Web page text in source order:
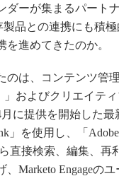
ダーが集まるパート
製品との連携にも積
を進めてきたのか。
は、コンテンツ管理
」およびクリエイテ
に提供を開始した最
」を使用し、「
直接検索、編集、再
、Marketo Engageの